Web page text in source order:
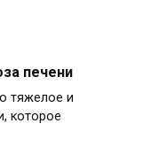
печени
тяжелое и
которое